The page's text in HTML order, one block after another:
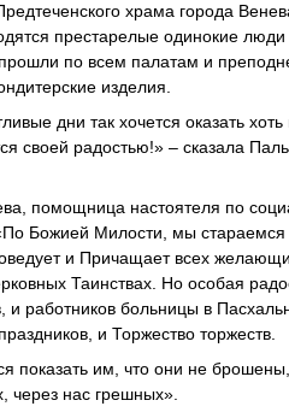
храма города
престарелые одинокие
по всем палатам и
изделия.
дни так хочется оказать
своей радостью!» – сказала
помощница настоятеля по
Божией Милости, мы
и Причащает всех
Таинствах. Но особая
и работников больницы в
и Торжество торжеств.
показать им, что они не
через нас грешных».